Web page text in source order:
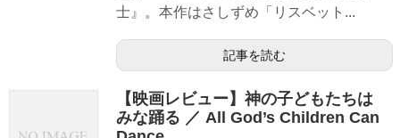
士』。本作はさしずめ「リスベット...
記事を読む
【映画レビュー】神の子どもたちは
みな踊る ／ All God’s Children Can